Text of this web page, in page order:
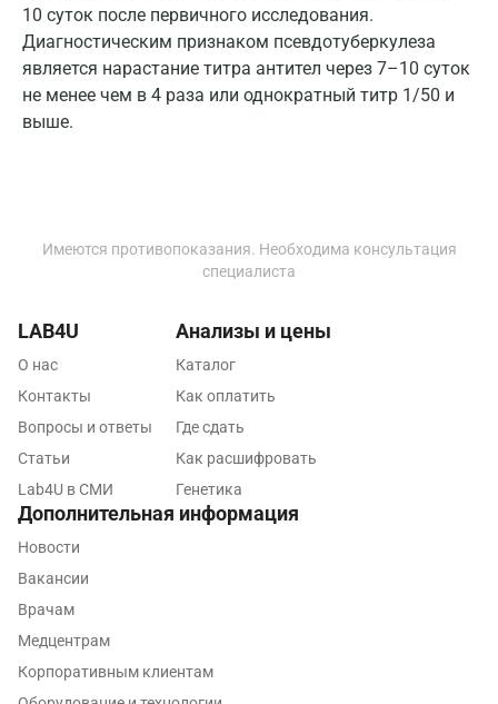
10 суток после первичного исследования.
Диагностическим признаком псевдотуберкулеза
является нарастание титра антител через 7–10 суток
не менее чем в 4 раза или однократный титр 1/50 и
выше.
Коломна
Королев
Кострома
Липецк
Люберцы
Мурино
Имеются противопоказания. Необходима консультация
специалиста
LAB4U
О нас
Контакты
Вопросы и ответы
Статьи
Lab4U в СМИ
Анализы и цены
Каталог
Как оплатить
Где сдать
Как расшифровать
Генетика
Дополнительная информация
Новости
Вакансии
Врачам
Медцентрам
Корпоративным клиентам